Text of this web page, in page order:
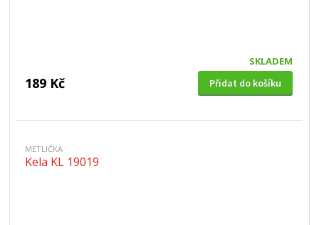
SKLADEM
189 Kč Přidat do košíku
METLIČKA
Kela KL 19019